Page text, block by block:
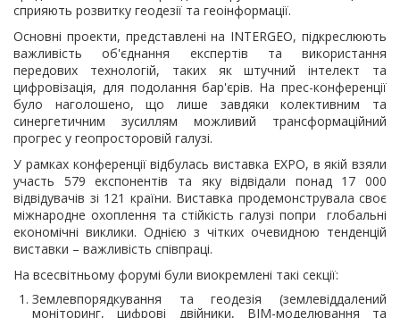
сприяють розвитку геодезії та геоінформації.
Основні проекти, представлені на INTERGEO, підкреслюють
важливість об'єднання експертів та використання
передових технологій, таких як штучний інтелект та
цифровізація, для подолання бар'єрів. На прес-конференції
було наголошено, що лише завдяки колективним та
синергетичним зусиллям можливий трансформаційний
прогрес у геопросторовій галузі.
У рамках конференції відбулась виставка EXPO, в якій взяли
участь 579 експонентів та яку відвідали понад 17 000
відвідувачів зі 121 країни. Виставка продемонструвала своє
міжнародне охоплення та стійкість галузі попри глобальні
економічні виклики. Однією з чітких очевидною тенденцій
виставки – важливість співпраці.
На всесвітньому форумі були виокремлені такі секції:
Землевпорядкування та геодезія (землевіддалений
моніторинг, цифрові двійники, BIM-моделювання та